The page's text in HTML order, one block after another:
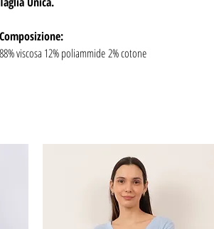
Composizione:
88% viscosa 12% poliammide 2% cotone